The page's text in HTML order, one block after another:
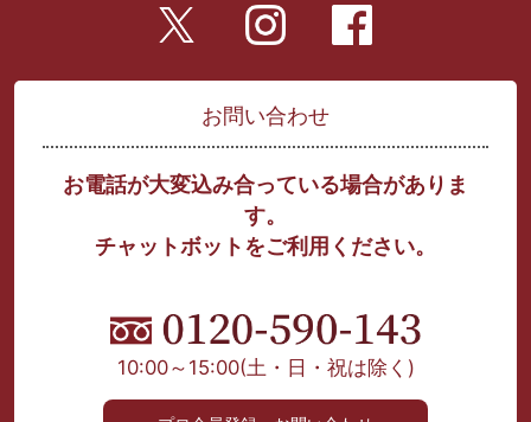
お問い合わせ
お電話が大変込み合っている場合がありま
す。
チャットボットをご利用ください。
10:00～15:00(土・日・祝は除く)